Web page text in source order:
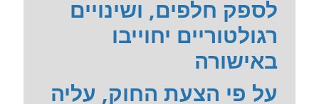
לספק חלפים, ושינויים
רגולטוריים יחוייבו
באישורה
על פי הצעת החוק, עליה